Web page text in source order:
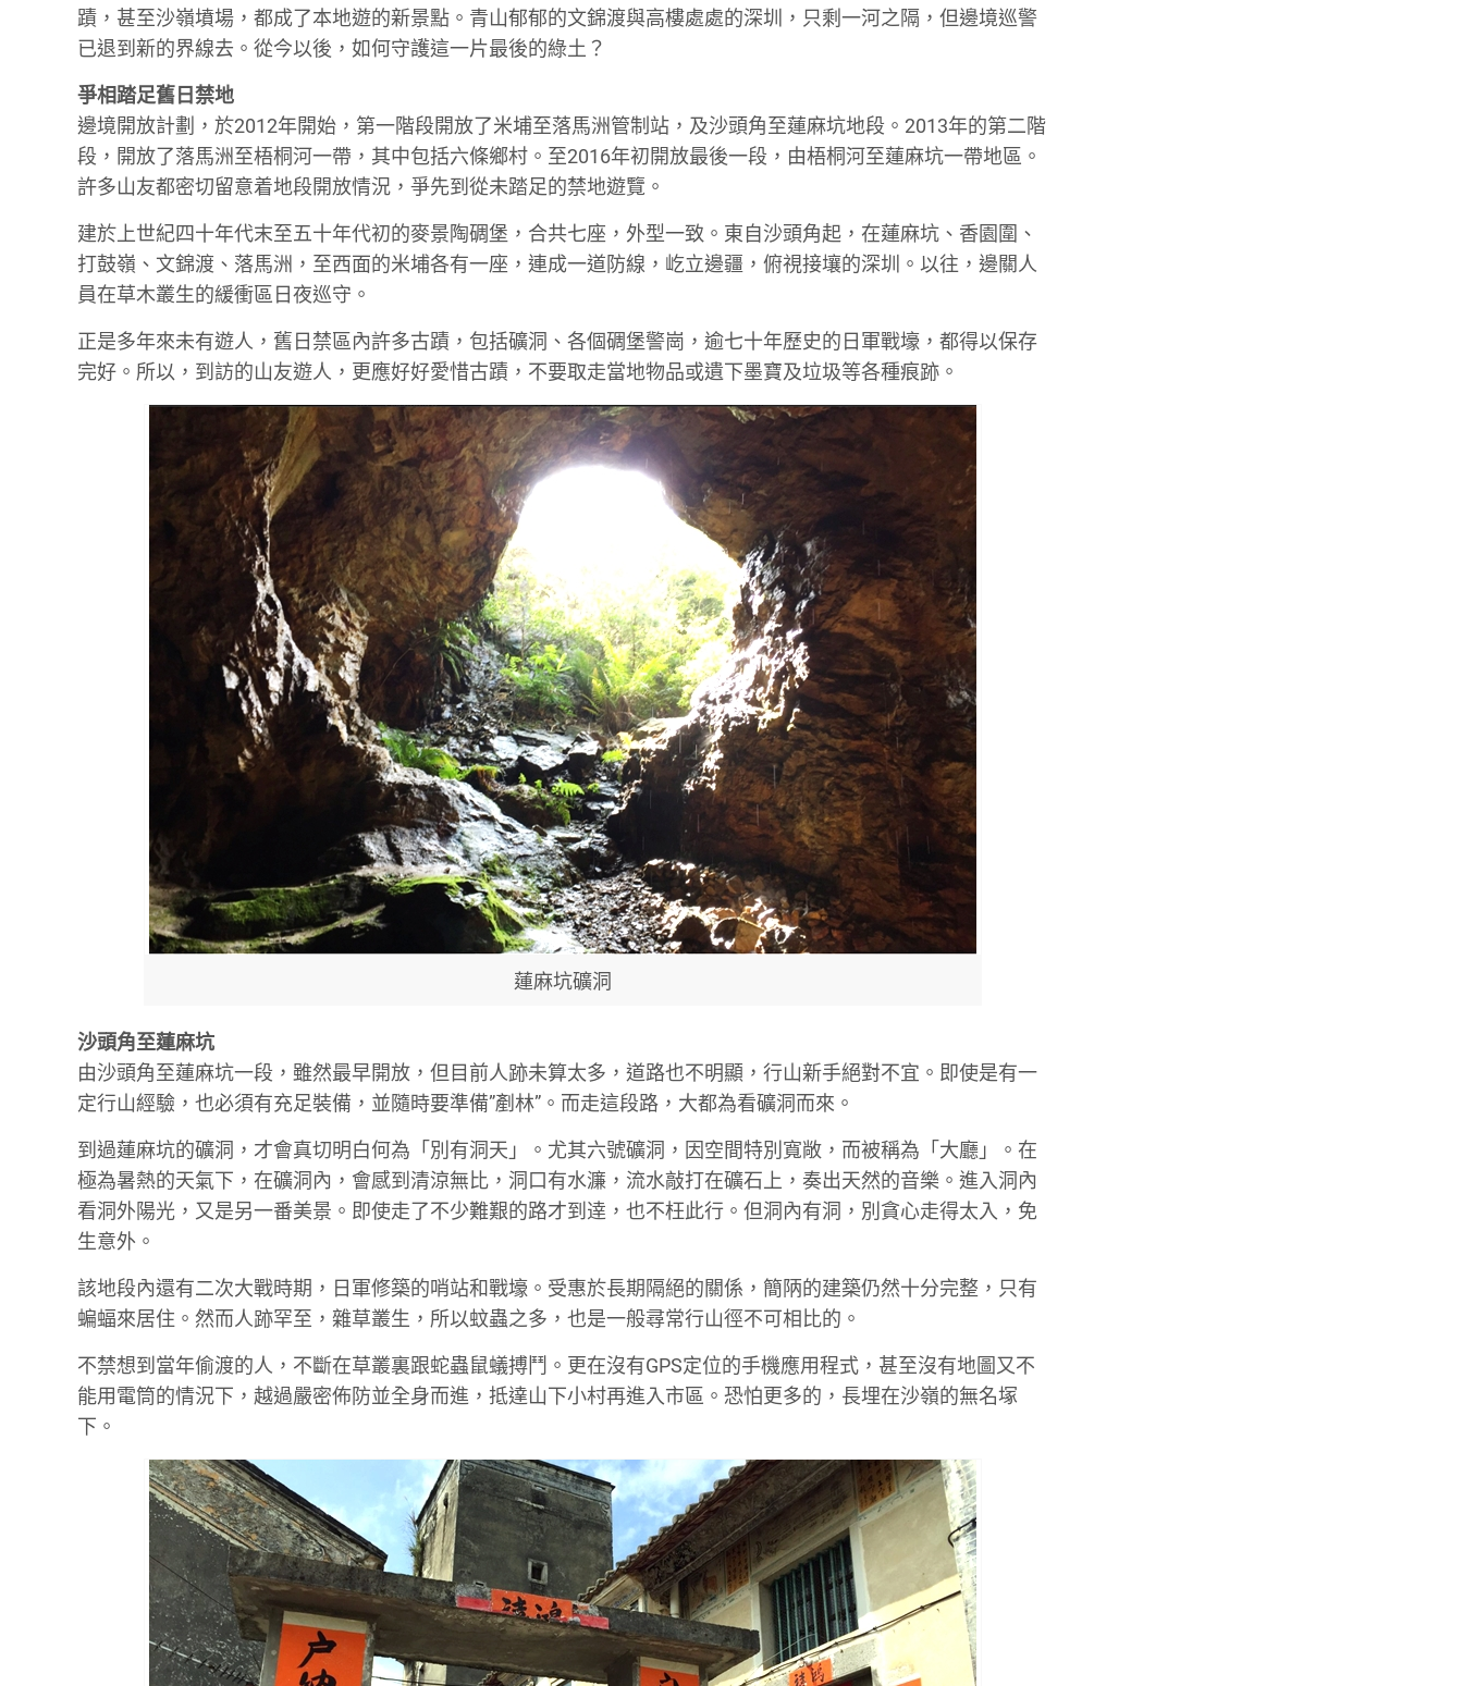
蹟，甚至沙嶺墳場，都成了本地遊的新景點。青山郁郁的文錦渡與高樓處處的深圳，只剩一河之隔，但邊境巡警
已退到新的界線去。從今以後，如何守護這一片最後的綠土？
爭相踏足舊日禁地
邊境開放計劃，於2012年開始，第一階段開放了米埔至落馬洲管制站，及沙頭角至蓮麻坑地段。2013年的第二階
段，開放了落馬洲至梧桐河一帶，其中包括六條鄉村。至2016年初開放最後一段，由梧桐河至蓮麻坑一帶地區。
許多山友都密切留意着地段開放情況，爭先到從未踏足的禁地遊覽。
建於上世紀四十年代末至五十年代初的麥景陶碉堡，合共七座，外型一致。東自沙頭角起，在蓮麻坑、香園圍、
打鼓嶺、文錦渡、落馬洲，至西面的米埔各有一座，連成一道防線，屹立邊疆，俯視接壤的深圳。以往，邊關人
員在草木叢生的緩衝區日夜巡守。
正是多年來未有遊人，舊日禁區內許多古蹟，包括礦洞、各個碉堡警崗，逾七十年歷史的日軍戰壕，都得以保存
完好。所以，到訪的山友遊人，更應好好愛惜古蹟，不要取走當地物品或遺下墨寶及垃圾等各種痕跡。
蓮麻坑礦洞
沙頭角至蓮麻坑
由沙頭角至蓮麻坑一段，雖然最早開放，但目前人跡未算太多，道路也不明顯，行山新手絕對不宜。即使是有一
定行山經驗，也必須有充足裝備，並隨時要準備”剷林”。而走這段路，大都為看礦洞而來。
到過蓮麻坑的礦洞，才會真切明白何為「別有洞天」。尤其六號礦洞，因空間特別寬敞，而被稱為「大廳」。在
極為暑熱的天氣下，在礦洞內，會感到清涼無比，洞口有水濂，流水敲打在礦石上，奏出天然的音樂。進入洞內
看洞外陽光，又是另一番美景。即使走了不少難艱的路才到逹，也不枉此行。但洞內有洞，別貪心走得太入，免
生意外。
該地段內還有二次大戰時期，日軍修築的哨站和戰壕。受惠於長期隔絕的關係，簡陃的建築仍然十分完整，只有
蝙蝠來居住。然而人跡罕至，雜草叢生，所以蚊蟲之多，也是一般尋常行山徑不可相比的。
不禁想到當年偷渡的人，不斷在草叢裏跟蛇蟲鼠蟻搏鬥。更在沒有GPS定位的手機應用程式，甚至沒有地圖又不
能用電筒的情況下，越過嚴密佈防並全身而進，抵達山下小村再進入市區。恐怕更多的，長埋在沙嶺的無名塚
下。